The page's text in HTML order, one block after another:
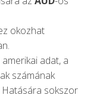
okozhat
adat, a
számának
Hatására sokszor